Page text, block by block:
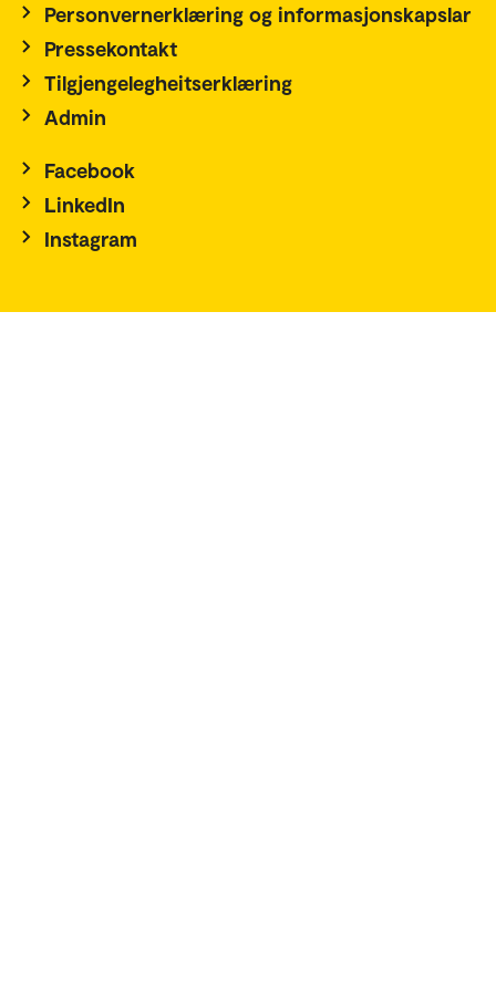
Personvernerklæring og informasjonskapslar
Pressekontakt
Tilgjengelegheitserklæring
Admin
Facebook
LinkedIn
Instagram